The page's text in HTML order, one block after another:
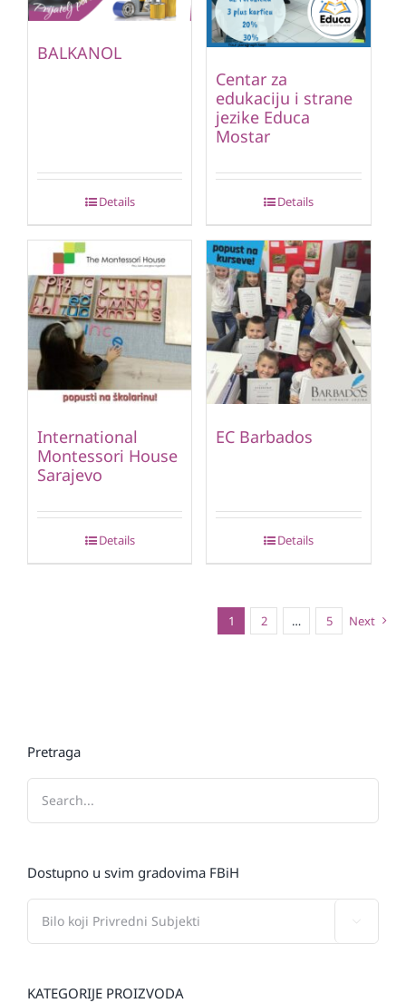
BALKANOL
Details
Centar za
edukaciju i strane
jezike Educa
Mostar
Details
International
Montessori House
Sarajevo
Details
EC Barbados
Details
1 2 … 5 Next
Pretraga
Dostupno u svim gradovima FBiH
KATEGORIJE PROIZVODA